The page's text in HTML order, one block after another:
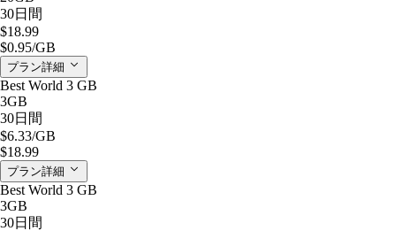
30日間
$18.99
$0.95/GB
プラン詳細
Best World 3 GB
3GB
30日間
$6.33/GB
$18.99
プラン詳細
Best World 3 GB
3GB
30日間